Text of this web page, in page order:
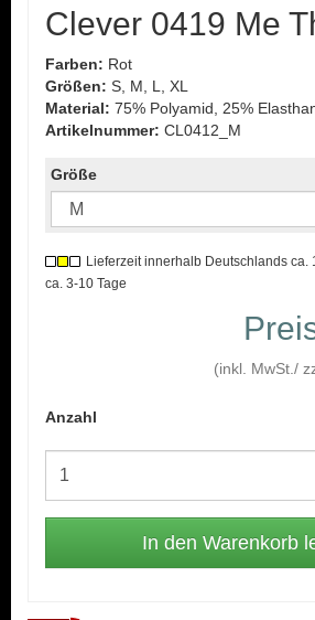
Clever 0419 Me
Farben: Rot
Größen: S, M, L, XL
Material: 75% Polyamid, 25%
Artikelnummer: CL0412_M
Größe
Lieferzeit innerhalb Deutschlands ca.
ca. 3-10 Tage
(inkl. MwSt./
Anzahl